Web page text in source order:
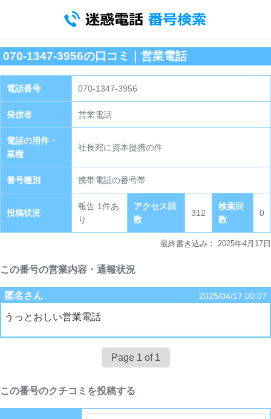
070-1347-3956の口コミ｜営業電話
電話番号 070-1347-3956
発信者 営業電話
電話の用件・
業種
社長宛に資本提携の件
番号種別 携帯電話の番号帯
投稿状況
報告 1件あ
り
アクセス回
数
312
検索回
数
0
最終書き込み： 2025年4月17日
この番号の営業内容・通報状況
匿名さん 2025/04/17 00:07
うっとおしい営業電話
Page 1 of 1
この番号のクチコミを投稿する